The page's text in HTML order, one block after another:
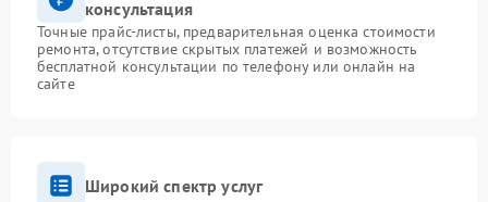
консультация
Точные прайс-листы, предварительная оценка стоимости
ремонта, отсутствие скрытых платежей и возможность
бесплатной консультации по телефону или онлайн на
сайте
Широкий спектр услуг